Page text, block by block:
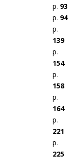
p. 93
p. 94
p.
139
p.
154
p.
158
p.
164
p.
221
p.
225